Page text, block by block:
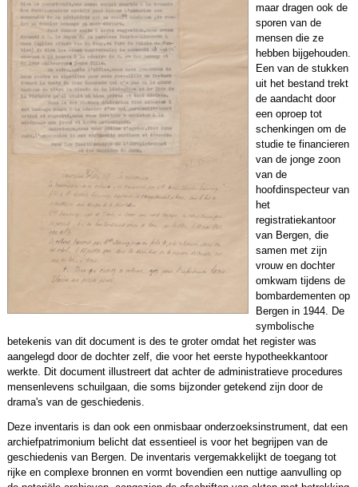
maar dragen ook de
sporen van de
mensen die ze
hebben bijgehouden.
Een van de stukken
uit het bestand trekt
de aandacht door
een oproep tot
schenkingen om de
studie te financieren
van de jonge zoon
van de
hoofdinspecteur van
het
registratiekantoor
van Bergen, die
samen met zijn
vrouw en dochter
omkwam tijdens de
bombardementen op
Bergen in 1944. De
symbolische
betekenis van dit document is des te groter omdat het register was
aangelegd door de dochter zelf, die voor het eerste hypotheekkantoor
werkte. Dit document illustreert dat achter de administratieve procedures
mensenlevens schuilgaan, die soms bijzonder getekend zijn door de
drama's van de geschiedenis.
Deze inventaris is dan ook een onmisbaar onderzoeksinstrument, dat een
archiefpatrimonium belicht dat essentieel is voor het begrijpen van de
geschiedenis van Bergen. De inventaris vergemakkelijkt de toegang tot
rijke en complexe bronnen en vormt bovendien een nuttige aanvulling op